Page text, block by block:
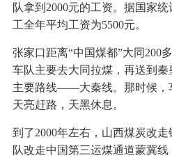
队拿到2000元的工资。据国家
工全年平均工资为5500元。
张家口距离“中国煤都”大同200
车队主要去大同拉煤，再送到
主要路线——大秦线。那时候，
天亮赶路，天黑休息。
到了2000年左右，山西煤炭改
队改走中国第三运煤通道蒙冀线